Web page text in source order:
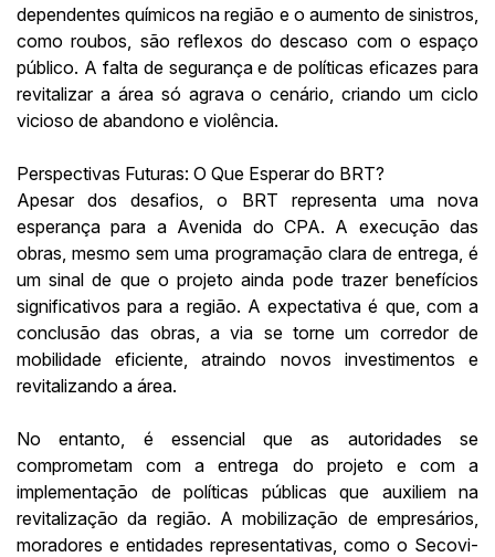
dependentes químicos na região e o aumento de sinistros,
como roubos, são reflexos do descaso com o espaço
público. A falta de segurança e de políticas eficazes para
revitalizar a área só agrava o cenário, criando um ciclo
vicioso de abandono e violência.
Perspectivas Futuras: O Que Esperar do BRT?
Apesar dos desafios, o BRT representa uma nova
esperança para a Avenida do CPA. A execução das
obras, mesmo sem uma programação clara de entrega, é
um sinal de que o projeto ainda pode trazer benefícios
significativos para a região. A expectativa é que, com a
conclusão das obras, a via se torne um corredor de
mobilidade eficiente, atraindo novos investimentos e
revitalizando a área.
No entanto, é essencial que as autoridades se
comprometam com a entrega do projeto e com a
implementação de políticas públicas que auxiliem na
revitalização da região. A mobilização de empresários,
moradores e entidades representativas, como o Secovi-